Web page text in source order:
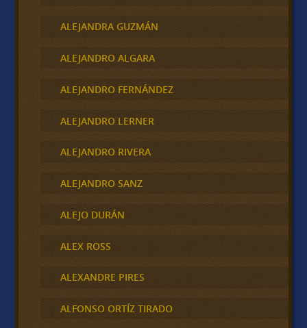
ALEJANDRA GUZMÁN
ALEJANDRO ALGARA
ALEJANDRO FERNÁNDEZ
ALEJANDRO LERNER
ALEJANDRO RIVERA
ALEJANDRO SANZ
ALEJO DURÁN
ALEX ROSS
ALEXANDRE PIRES
ALFONSO ORTÍZ TIRADO